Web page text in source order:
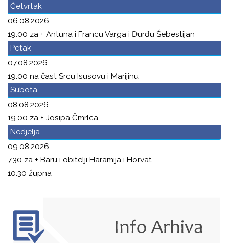
Četvrtak
06.08.2026.
19.00 za + Antuna i Francu Varga i Đurđu Šebestijan
Petak
07.08.2026.
19.00 na čast Srcu Isusovu i Marijinu
Subota
08.08.2026.
19.00 za + Josipa Čmrlca
Nedjelja
09.08.2026.
7.30 za + Baru i obitelji Haramija i Horvat
10.30 župna